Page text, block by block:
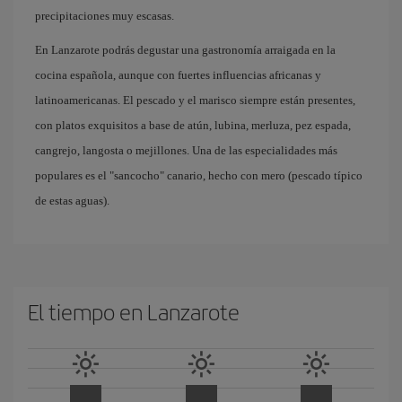
precipitaciones muy escasas.
En Lanzarote podrás degustar una gastronomía arraigada en la
cocina española, aunque con fuertes influencias africanas y
latinoamericanas. El pescado y el marisco siempre están presentes,
con platos exquisitos a base de atún, lubina, merluza, pez espada,
cangrejo, langosta o mejillones. Una de las especialidades más
populares es el "sancocho" canario, hecho con mero (pescado típico
de estas aguas).
El tiempo en Lanzarote